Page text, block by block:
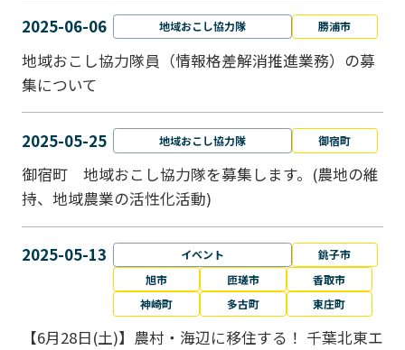
2025-06-06 地域おこし協力隊 勝浦市
地域おこし協力隊員（情報格差解消推進業務）の募
集について
2025-05-25 地域おこし協力隊 御宿町
御宿町 地域おこし協力隊を募集します。(農地の維
持、地域農業の活性化活動)
2025-05-13 イベント
銚子市
旭市
匝瑳市
香取市
神崎町
多古町 東庄町
【6月28日(土)】農村・海辺に移住する！ 千葉北東エ